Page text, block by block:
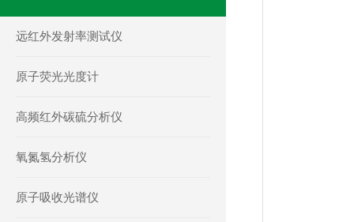
远红外发射率测试仪
原子荧光光度计
高频红外碳硫分析仪
氧氮氢分析仪
原子吸收光谱仪